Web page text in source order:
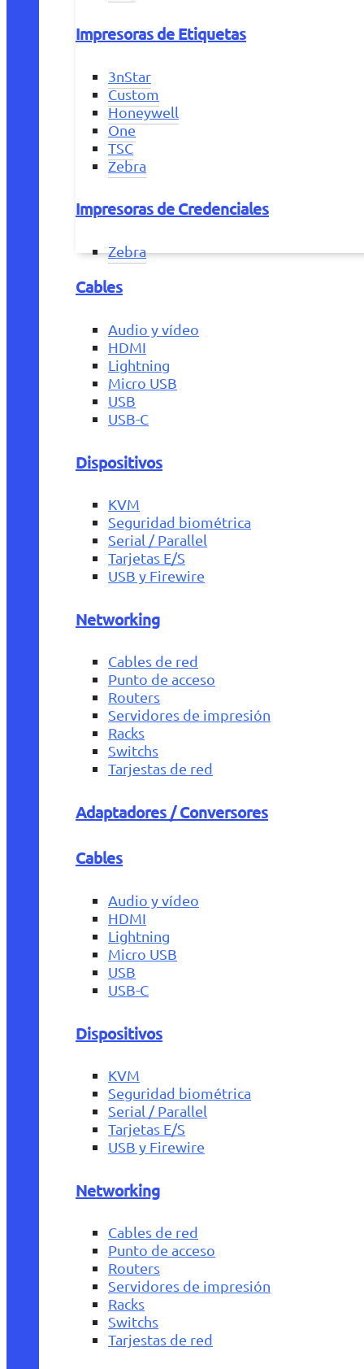
Impresoras de Etiquetas
3nStar
Custom
Honeywell
One
TSC
Zebra
Impresoras de Credenciales
Zebra
Cables
Audio y vídeo
HDMI
Lightning
Micro USB
USB
USB-C
Dispositivos
KVM
Seguridad biométrica
Serial / Parallel
Tarjetas E/S
USB y Firewire
Networking
Cables de red
Punto de acceso
Routers
Servidores de impresión
Racks
Switchs
Tarjestas de red
Adaptadores / Conversores
Cables
Audio y vídeo
HDMI
Lightning
Micro USB
USB
USB-C
Dispositivos
KVM
Seguridad biométrica
Serial / Parallel
Tarjetas E/S
USB y Firewire
Networking
Cables de red
Punto de acceso
Routers
Servidores de impresión
Racks
Switchs
Tarjestas de red